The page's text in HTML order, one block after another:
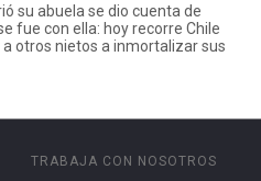
su abuela se dio cuenta de
fue con ella: hoy recorre Chile
otros nietos a inmortalizar sus
TRABAJA CON NOSOTROS